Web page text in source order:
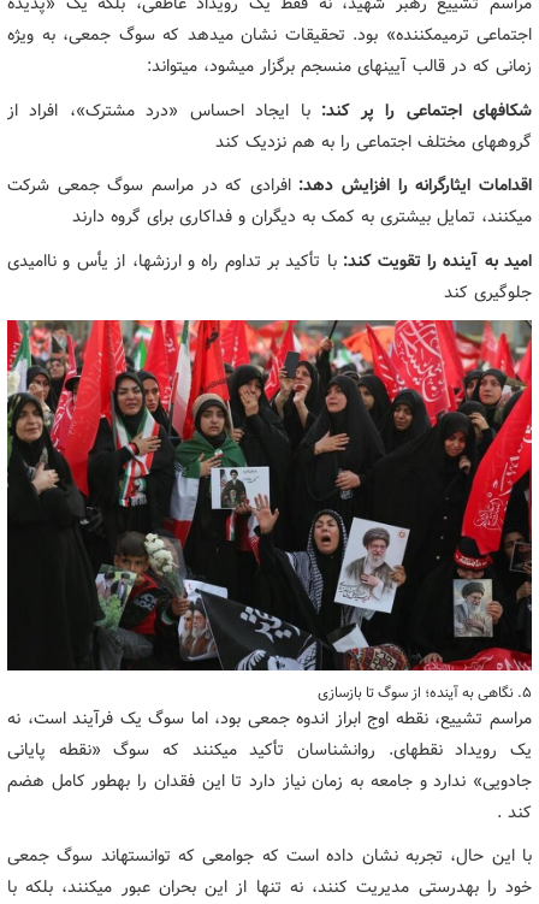
اجتماعی ترمیمکننده» بود. تحقیقات نشان میدهد که سوگ جمعی، به ویژه
زمانی که در قالب آیینهای منسجم برگزار میشود، میتواند:
شکافهای اجتماعی را پر کند: با ایجاد احساس «درد مشترک»، افراد از
گروههای مختلف اجتماعی را به هم نزدیک کند
اقدامات ایثارگرانه را افزایش دهد: افرادی که در مراسم سوگ جمعی شرکت
میکنند، تمایل بیشتری به کمک به دیگران و فداکاری برای گروه دارند
امید به آینده را تقویت کند: با تأکید بر تداوم راه و ارزشها، از یأس و ناامیدی
جلوگیری کند
۵. نگاهی به آینده؛ از سوگ تا بازسازی
مراسم تشییع، نقطه اوج ابراز اندوه جمعی بود، اما سوگ یک فرآیند است، نه
یک رویداد نقطهای. روانشناسان تأکید میکنند که سوگ «نقطه پایانی
جادویی» ندارد و جامعه به زمان نیاز دارد تا این فقدان را بهطور کامل هضم
کند .
با این حال، تجربه نشان داده است که جوامعی که توانستهاند سوگ جمعی
خود را بهدرستی مدیریت کنند، نه تنها از این بحران عبور میکنند، بلکه با